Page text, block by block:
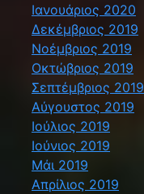
Ιανουάριος 2020
Δεκέμβριος 2019
Νοέμβριος 2019
Οκτώβριος 2019
Σεπτέμβριος 2019
Αύγουστος 2019
Ιούλιος 2019
Ιούνιος 2019
Μάι 2019
Απρίλιος 2019